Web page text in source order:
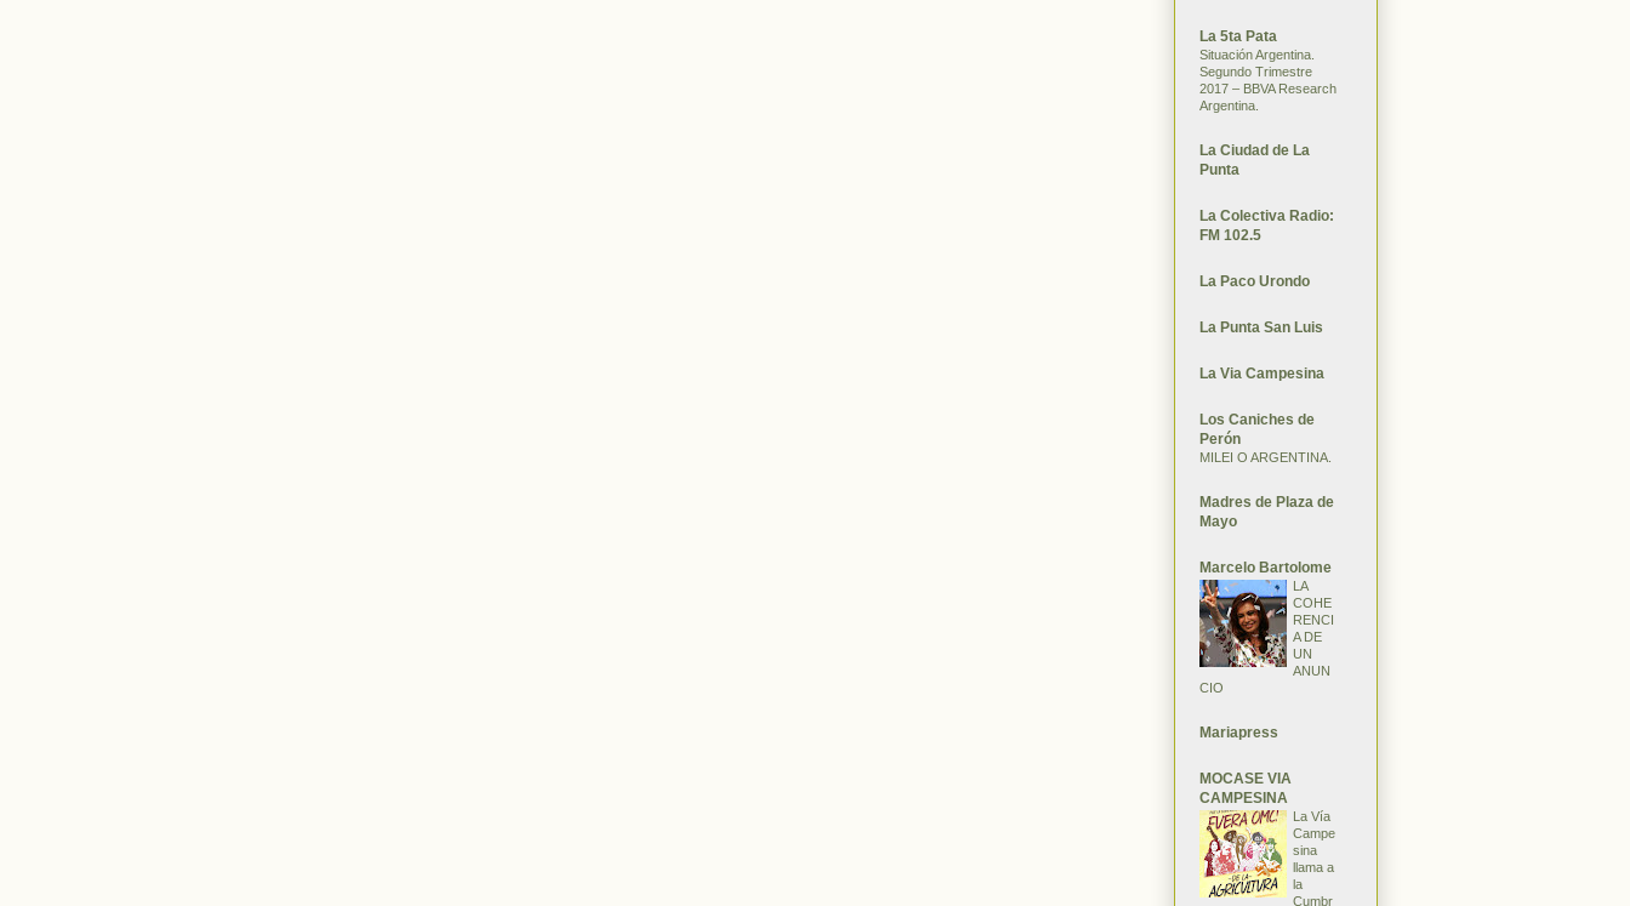
La 5ta Pata
Situación Argentina.
Segundo Trimestre
2017 – BBVA Research
Argentina.
La Ciudad de La
Punta
La Colectiva Radio:
FM 102.5
La Paco Urondo
La Punta San Luis
La Via Campesina
Los Caniches de
Perón
MILEI O ARGENTINA.
Madres de Plaza de
Mayo
Marcelo Bartolome
LA
COHE
RENCI
A DE
UN
ANUN
CIO
Mariapress
MOCASE VIA
CAMPESINA
La Vía
Campe
sina
llama a
la
Cumbr